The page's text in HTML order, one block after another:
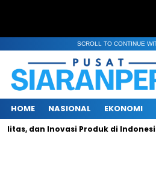
SCROLL TO CONTINUE
HOME NASIONAL EKONOMI
dan Inovasi Produk di Indonesia